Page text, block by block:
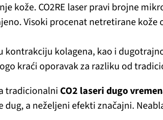
kože. CO2RE laser pravi brojne
Visoki procenat netretirane kože
kolagena, kao i
kraći oporavak za razliku od
tradicionalni CO2 laseri dugo
a neželjeni efekti značajni.